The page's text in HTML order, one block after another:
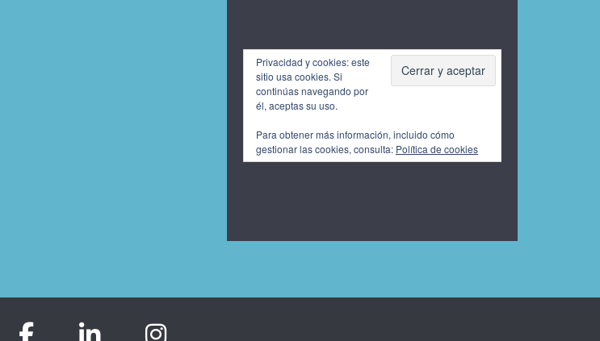
Privacidad y cookies: este
sitio usa cookies. Si
continúas navegando por
él, aceptas su uso.
Para obtener más información, incluido cómo
gestionar las cookies, consulta: Política de cookies